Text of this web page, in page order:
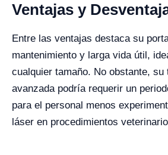
Ventajas y
Entre las ventajas destaca su
mantenimiento y larga vida útil,
cualquier tamaño. No obstante, su
avanzada podría requerir un
para el personal menos
láser en procedimientos